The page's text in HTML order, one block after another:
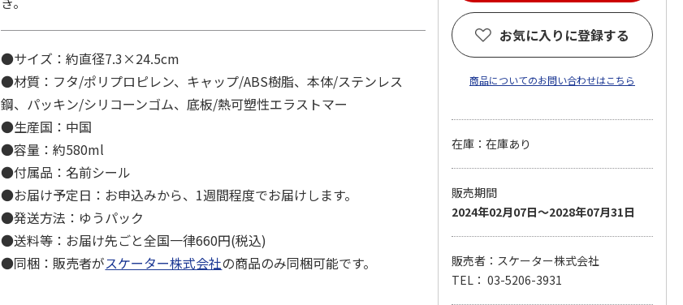
●サイズ：約直径7.3×24.5cm
●材質：フタ/ポリプロピレン、キャップ/ABS樹脂、本体/ステンレス
鋼、パッキン/シリコーンゴム、底板/熱可塑性エラストマー
●生産国：中国
●容量：約580ml
●付属品：名前シール
●お届け予定日：お申込みから、1週間程度でお届けします。
●発送方法：ゆうパック
●送料等：お届け先ごと全国一律660円(税込)
●同梱：販売者がスケーター株式会社の商品のみ同梱可能です。
お気に入りに登録する
商品についてのお問い合わせはこちら
在庫：在庫あり
販売期間
2024年02月07日～2028年07月31日
販売者：スケーター株式会社
TEL： 03-5206-3931